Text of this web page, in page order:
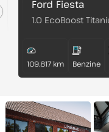
Ford Fiesta
1.0 EcoBoost
109.817 km Benzine